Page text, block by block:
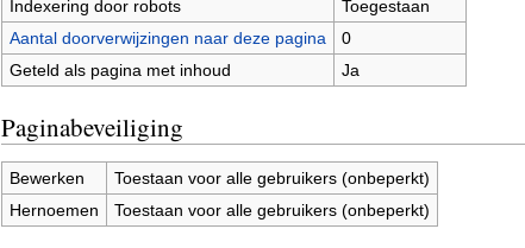
Indexering door robots
Toegestaan
Aantal doorverwijzingen naar deze pagina
0
Geteld als pagina met inhoud
Ja
Paginabeveiliging
Bewerken
Toestaan voor alle gebruikers (onbeperkt)
Hernoemen
Toestaan voor alle gebruikers (onbeperkt)